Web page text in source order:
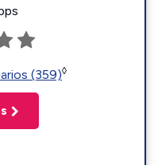
(359)◊